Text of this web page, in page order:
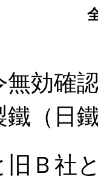
無効確
鐵（日
旧Ｂ社